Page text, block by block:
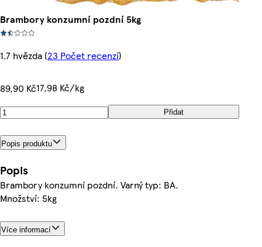
Brambory konzumní pozdní 5kg
1.7 hvězda (23 Počet recenzí)
89,90 Kč17,98 Kč/kg
Přidat
Popis produktu
Popis
Brambory konzumní pozdní. Varný typ: BA.
Množství: 5kg
Více informací